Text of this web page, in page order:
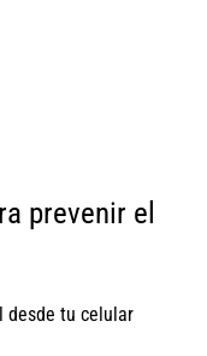
desde tu celular